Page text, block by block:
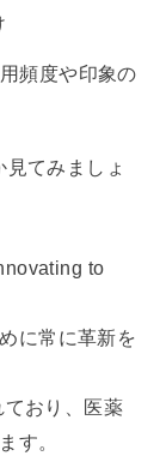
頻度や印象の
てみましょ
to
に常に革新を
おり、医薬
す。